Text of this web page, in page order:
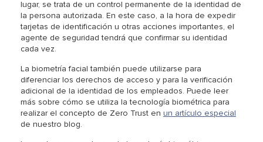
lugar, se trata de un control permanente de la identidad de
la persona autorizada. En este caso, a la hora de expedir
tarjetas de identificación u otras acciones importantes, el
agente de seguridad tendrá que confirmar su identidad
cada vez.
La biometría facial también puede utilizarse para
diferenciar los derechos de acceso y para la verificación
adicional de la identidad de los empleados. Puede leer
más sobre cómo se utiliza la tecnología biométrica para
realizar el concepto de Zero Trust en un artículo especial
de nuestro blog.